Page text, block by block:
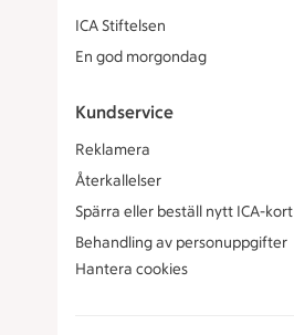
ICA Stiftelsen
En god morgondag
Kundservice
Reklamera
Återkallelser
Spärra eller beställ nytt ICA-kort
Behandling av personuppgifter
Hantera cookies